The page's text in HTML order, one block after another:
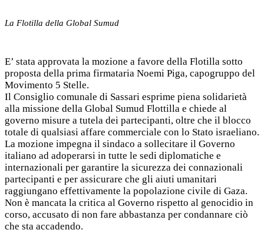
La Flotilla della Global Sumud
E’ stata approvata la mozione a favore della Flotilla sotto
proposta della prima firmataria Noemi Piga, capogruppo del
Movimento 5 Stelle.
Il Consiglio comunale di Sassari esprime piena solidarietà
alla missione della Global Sumud Flottilla e chiede al
governo misure a tutela dei partecipanti, oltre che il blocco
totale di qualsiasi affare commerciale con lo Stato israeliano.
La mozione impegna il sindaco a sollecitare il Governo
italiano ad adoperarsi in tutte le sedi diplomatiche e
internazionali per garantire la sicurezza dei connazionali
partecipanti e per assicurare che gli aiuti umanitari
raggiungano effettivamente la popolazione civile di Gaza.
Non è mancata la critica al Governo rispetto al genocidio in
corso, accusato di non fare abbastanza per condannare ciò
che sta accadendo.